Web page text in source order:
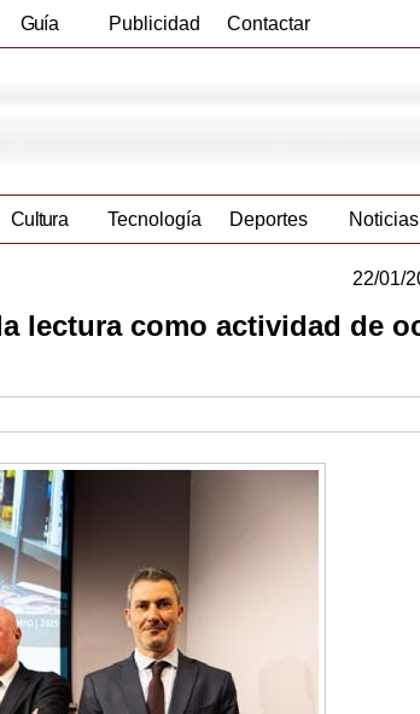
Guía Publicidad Contactar
Cultura Tecnología Deportes Noticias
22/01/
lectura como actividad de